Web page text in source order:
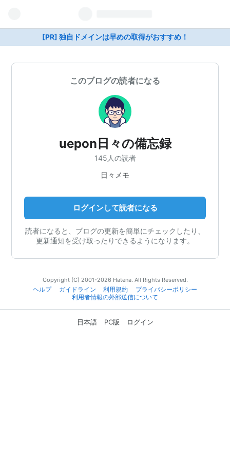
[PR] 独自ドメインは早めの取得がおすすめ！
このブログの読者になる
uepon日々の備忘録
145人の読者
日々メモ
ログインして読者になる
読者になると、ブログの更新を簡単にチェックしたり、
更新通知を受け取ったりできるようになります。
Copyright (C) 2001-2026 Hatena. All Rights Reserved.
ヘルプ
ガイドライン 利用規約
プライバシーポリシー
利用者情報の外部送信について
日本語 PC版 ログイン